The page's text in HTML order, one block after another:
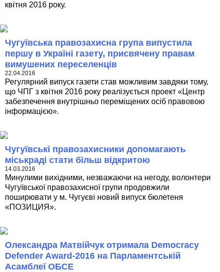
квітня 2016 року.
Чугуївська правозахисна група випустила
першу в Україні газету, присвячену правам
вимушених переселенців
22.04.2016
Регулярний випуск газети став можливим завдяки тому,
що ЧПГ з квітня 2016 року реалізується проект «Центр
забезпечення внутрішньо переміщених осіб правовою
інформацією».
Чугуївські правозахисники допомагають
міськраді стати більш відкритою
14.03.2016
Минулими вихідними, незважаючи на негоду, волонтери
Чугуївської правозахисної групи продовжили
поширювати у м. Чугуєві новий випуск бюлетеня
«ПОЗИЦИЯ».
Олександра Матвійчук отримала Democracy
Defender Award-2016 на Парламентській
Асамблеї ОБСЕ